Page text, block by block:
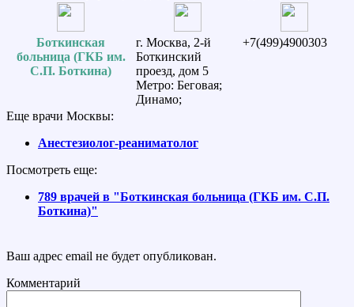
Боткинская
больница (ГКБ им.
С.П. Боткина)
г. Москва, 2-й
Боткинский
проезд, дом 5
Метро: Беговая;
Динамо;
+7(499)4900303
Еще врачи Москвы:
Анестезиолог-реаниматолог
Посмотреть еще:
789 врачей в "Боткинская больница (ГКБ им. С.П.
Боткина)"
Ваш адрес email не будет опубликован.
Комментарий